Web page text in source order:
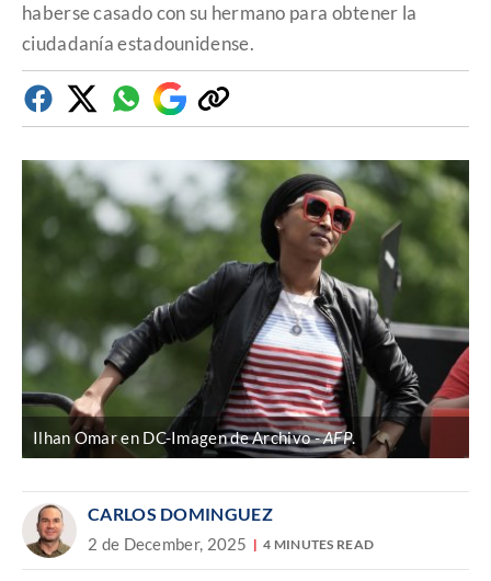
haberse casado con su hermano para obtener la
ciudadanía estadounidense.
FacebookTwitterWhatsapp
Google
Discover
Copiar
enlace
Ilhan Omar en DC-Imagen de Archivo AFP.
CARLOS DOMINGUEZ
2 de December, 2025 4 MINUTES READ